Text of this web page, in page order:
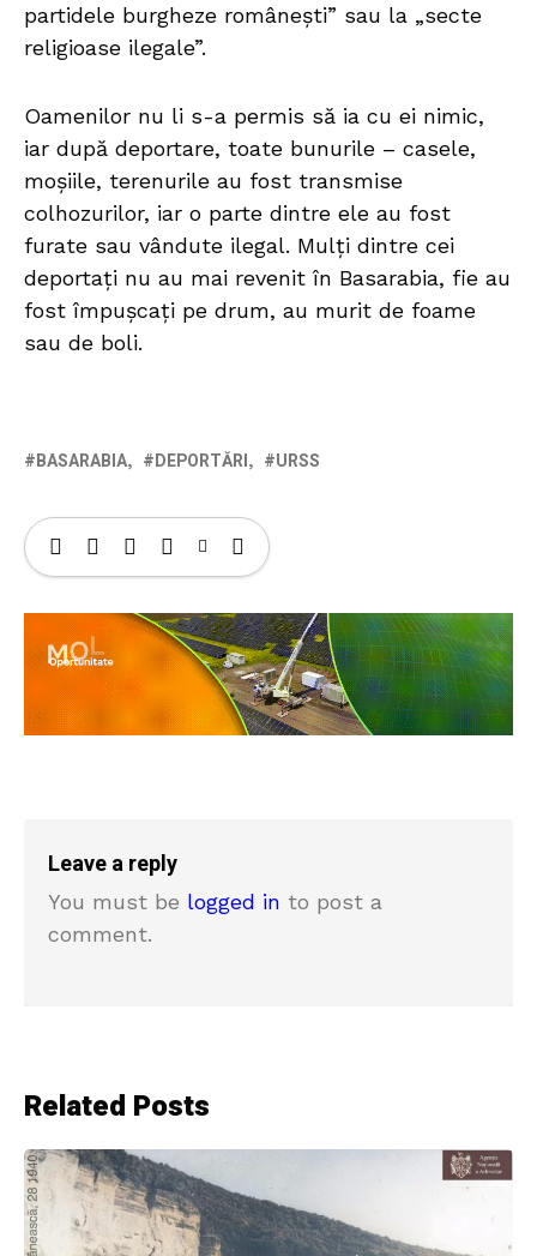
partidele burgheze româneşti” sau la „secte
religioase ilegale”.
Oamenilor nu li s-a permis să ia cu ei nimic,
iar după deportare, toate bunurile – casele,
moșiile, terenurile au fost transmise
colhozurilor, iar o parte dintre ele au fost
furate sau vândute ilegal. Mulţi dintre cei
deportaţi nu au mai revenit în Basarabia, fie au
fost împuşcaţi pe drum, au murit de foame
sau de boli.
BASARABIA DEPORTĂRI URSS
Leave a reply
You must be logged in to post a
comment.
Related Posts